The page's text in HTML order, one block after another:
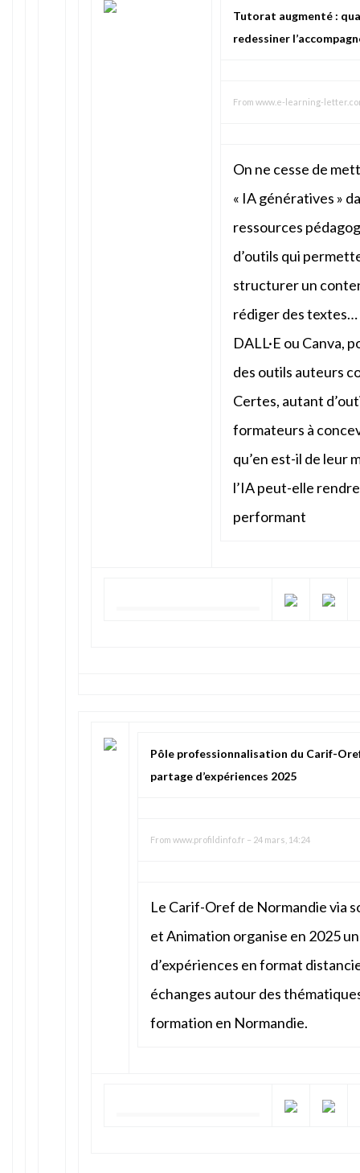
Tutorat augmenté :
redessiner
From www.e-learning-
On ne cesse de
« IA génératives »
ressources
d’outils qui
structurer un
rédiger des textes…
DALL·E ou Canva,
des outils auteurs
Certes, autant
formateurs à
qu’en est-il de leur
l’IA peut-elle
performant
Pôle professionnalisation du Carif-
partage d’expériences 2025
From www.profildinfo.fr – 24 mars, 14:24
Le Carif-Oref de Normandie via
et Animation organise en 2025
d’expériences en format
échanges autour des
formation en Normandie.